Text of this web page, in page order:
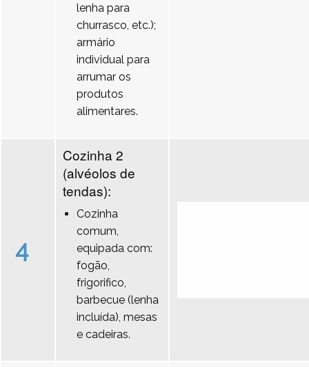
lenha para
churrasco, etc.);
armário
individual para
arrumar os
produtos
alimentares.
4
Cozinha 2
(alvéolos de
tendas):
Cozinha
comum,
equipada com:
fogão,
frigorifico,
barbecue (lenha
incluída), mesas
e cadeiras.